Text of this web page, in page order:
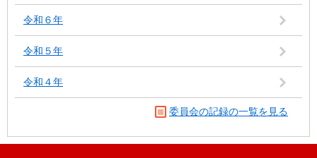
令和６年
令和５年
令和４年
委員会の記録の一覧を見る